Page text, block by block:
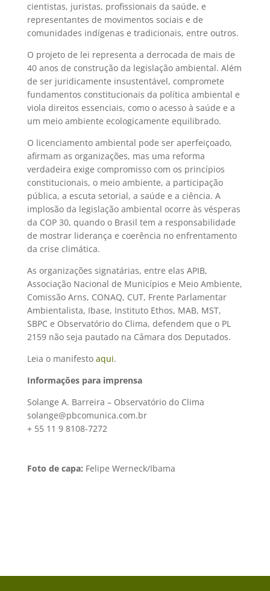
cientistas, juristas, profissionais da saúde, e
representantes de movimentos sociais e de
comunidades indígenas e tradicionais, entre outros.
O projeto de lei representa a derrocada de mais de
40 anos de construção da legislação ambiental. Além
de ser juridicamente insustentável, compromete
fundamentos constitucionais da política ambiental e
viola direitos essenciais, como o acesso à saúde e a
um meio ambiente ecologicamente equilibrado.
O licenciamento ambiental pode ser aperfeiçoado,
afirmam as organizações, mas uma reforma
verdadeira exige compromisso com os princípios
constitucionais, o meio ambiente, a participação
pública, a escuta setorial, a saúde e a ciência. A
implosão da legislação ambiental ocorre às vésperas
da COP 30, quando o Brasil tem a responsabilidade
de mostrar liderança e coerência no enfrentamento
da crise climática.
As organizações signatárias, entre elas APIB,
Associação Nacional de Municípios e Meio Ambiente,
Comissão Arns, CONAQ, CUT, Frente Parlamentar
Ambientalista, Ibase, Instituto Ethos, MAB, MST,
SBPC e Observatório do Clima, defendem que o PL
2159 não seja pautado na Câmara dos Deputados.
Leia o manifesto aqui.
Informações para imprensa
Solange A. Barreira – Observatório do Clima
solange@pbcomunica.com.br
+ 55 11 9 8108-7272
Foto de capa: Felipe Werneck/Ibama